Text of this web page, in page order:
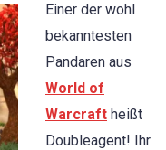
Einer der wohl
bekanntesten
Pandaren aus
World of
Warcraft heißt
Doubleagent! Ihr